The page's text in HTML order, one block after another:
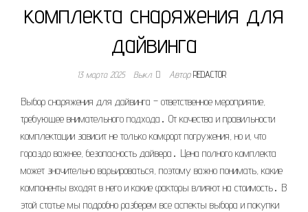
комплекта снаряжения для
дайвинга
13 марта 2025 Выкл. АвторREDACTOR
Выбор снаряжения для дайвинга – ответственное мероприятие,
требующее внимательного подхода․ От качества и правильности
комплектации зависит не только комфорт погружения, но и, что
гораздо важнее, безопасность дайвера․ Цена полного комплекта
может значительно варьироваться, поэтому важно понимать, какие
компоненты входят в него и какие факторы влияют на стоимость․ В
этой статье мы подробно разберем все аспекты выбора и покупки